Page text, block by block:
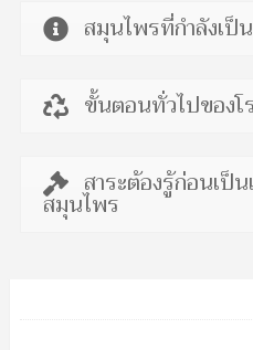
สมุนไพรที่กำลังเป็
ขั้นตอนทั่วไปของ
สาระต้องรู้ก่อนเป็
สมุนไพร